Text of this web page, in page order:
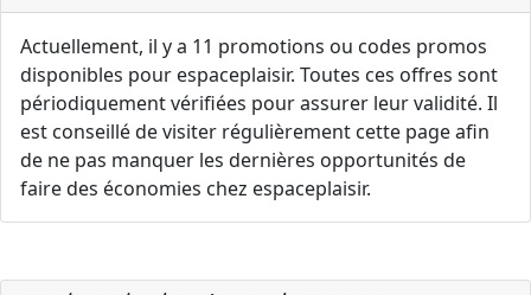
Actuellement, il y a 11 promotions ou codes promos
disponibles pour espaceplaisir. Toutes ces offres sont
périodiquement vérifiées pour assurer leur validité. Il
est conseillé de visiter régulièrement cette page afin
de ne pas manquer les dernières opportunités de
faire des économies chez espaceplaisir.